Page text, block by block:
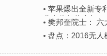
• 苹果爆出全新专
谷大佬都将参加
• 樊邦奎院士： 六
• 盘点：2016无人